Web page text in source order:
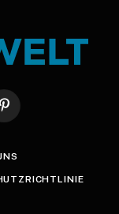
Pinterest